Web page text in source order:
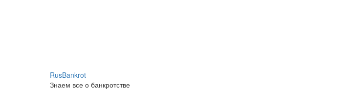
RusBankrot
Знаем все о банкротстве